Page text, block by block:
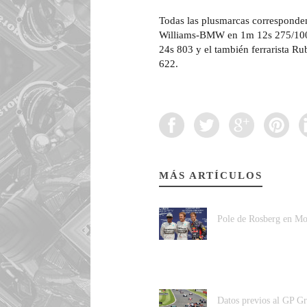
Todas las plusmarcas
Williams-BMW en 1m 12s 275/
24s 803 y el también ferrarista
622.
MÁS ARTÍCULOS
Pole de Rosberg en
Datos previos al GP